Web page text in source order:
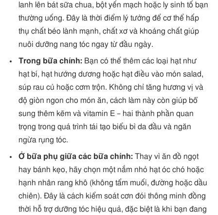
lanh lên bát sữa chua, bột yến mạch hoặc ly sinh tố bạn
thường uống. Đây là thời điểm lý tưởng để cơ thể hấp
thụ chất béo lành mạnh, chất xơ và khoáng chất giúp
nuôi dưỡng nang tóc ngay từ đầu ngày.
Trong bữa chính: Bạn có thể thêm các loại hạt như
hạt bí, hạt hướng dương hoặc hạt điều vào món salad,
súp rau củ hoặc cơm trộn. Không chỉ tăng hương vị và
độ giòn ngon cho món ăn, cách làm này còn giúp bổ
sung thêm kẽm và vitamin E – hai thành phần quan
trọng trong quá trình tái tạo biểu bì da đầu và ngăn
ngừa rụng tóc.
Ở bữa phụ giữa các bữa chính: Thay vì ăn đồ ngọt
hay bánh kẹo, hãy chọn một nắm nhỏ hạt óc chó hoặc
hạnh nhân rang khô (không tẩm muối, đường hoặc dầu
chiên). Đây là cách kiểm soát cơn đói thông minh đồng
thời hỗ trợ dưỡng tóc hiệu quả, đặc biệt là khi bạn đang